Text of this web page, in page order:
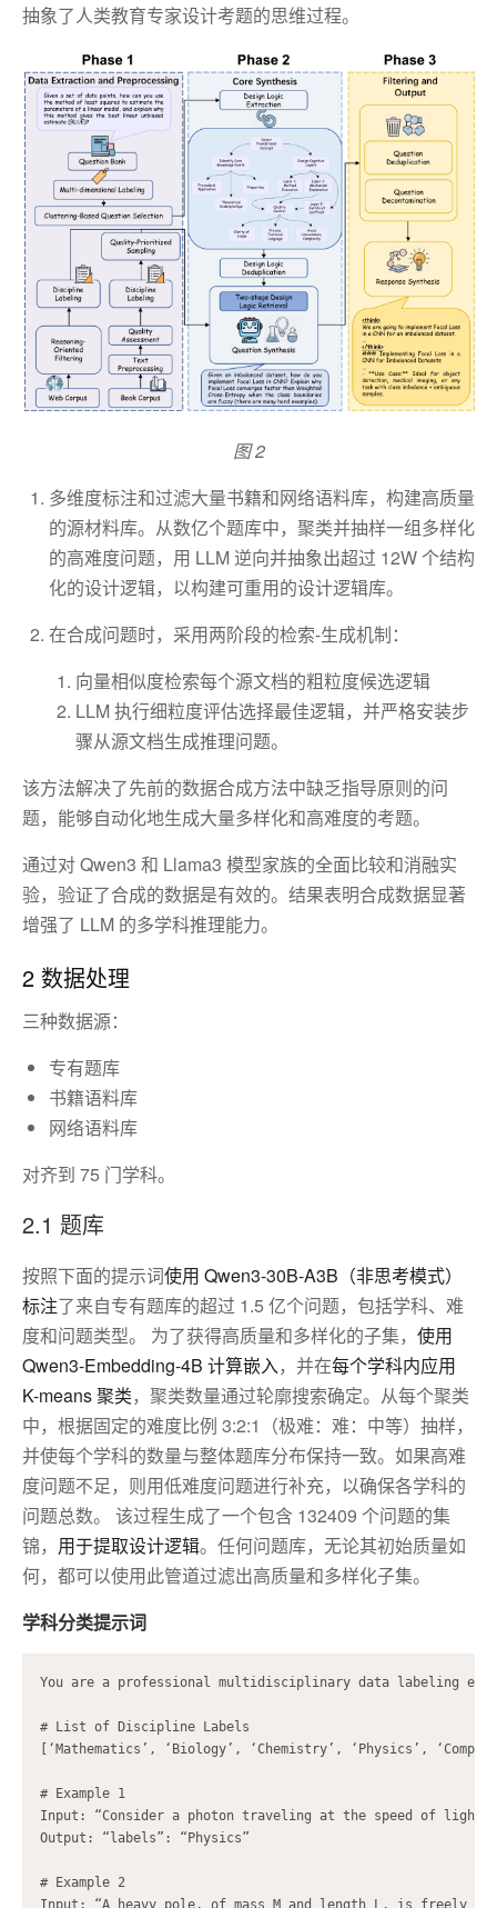
抽象了人类教育专家设计考题的思维过程。
图 2
多维度标注和过滤大量书籍和网络语料库，构建高质量
的源材料库。从数亿个题库中，聚类并抽样一组多样化
的高难度问题，用 LLM 逆向并抽象出超过 12W 个结构
化的设计逻辑，以构建可重用的设计逻辑库。
在合成问题时，采用两阶段的检索-生成机制：
向量相似度检索每个源文档的粗粒度候选逻辑
LLM 执行细粒度评估选择最佳逻辑，并严格安装步
骤从源文档生成推理问题。
该方法解决了先前的数据合成方法中缺乏指导原则的问
题，能够自动化地生成大量多样化和高难度的考题。
通过对 Qwen3 和 Llama3 模型家族的全面比较和消融实
验，验证了合成的数据是有效的。结果表明合成数据显著
增强了 LLM 的多学科推理能力。
2 数据处理
三种数据源：
专有题库
书籍语料库
网络语料库
对齐到 75 门学科。
2.1 题库
按照下面的提示词使用 Qwen3-30B-A3B（非思考模式）
标注了来自专有题库的超过 1.5 亿个问题，包括学科、难
度和问题类型。 为了获得高质量和多样化的子集， 使用
Qwen3-Embedding-4B 计算嵌入，并在每个学科内应用
K-means 聚类，聚类数量通过轮廓搜索确定。从每个聚类
中，根据固定的难度比例 3:2:1（极难：难：中等）抽样，
并使每个学科的数量与整体题库分布保持一致。如果高难
度问题不足，则用低难度问题进行补充，以确保各学科的
问题总数。 该过程生成了一个包含 132409 个问题的集
锦， 用于提取设计逻辑。任何问题库，无论其初始质量如
何，都可以使用此管道过滤出高质量和多样化子集。
学科分类提示词
You are a professional multidisciplinary data labeling
# List of Discipline Labels
[‘Mathematics’, ‘Biology’, ‘Chemistry’, ‘Physics’,
# Example 1
Input: “Consider a photon traveling at the speed of light.
Output: “labels”: “Physics”
# Example 2
Input: “A heavy pole, of mass M and length L, is freely